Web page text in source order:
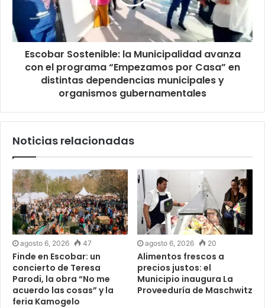
Escobar Sostenible: la Municipalidad avanza
con el programa “Empezamos por Casa” en
distintas dependencias municipales y
organismos gubernamentales
Noticias relacionadas
agosto 6, 2026 47
Finde en Escobar: un
concierto de Teresa
Parodi, la obra “No me
acuerdo las cosas” y la
feria Kamogelo
agosto 6, 2026 20
Alimentos frescos a
precios justos: el
Municipio inaugura La
Proveeduría de Maschwitz